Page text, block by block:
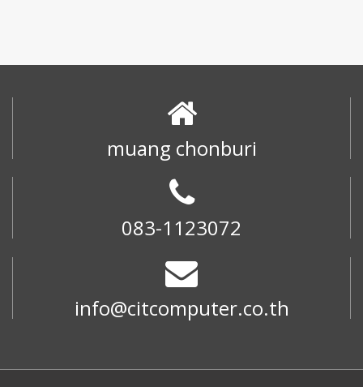
muang chonburi
083-1123072
info@citcomputer.co.th